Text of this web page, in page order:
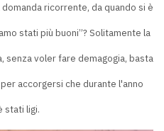
ricorrente, da quando si è
stati più buoni”? Solitamente la
voler fare demagogia, basta
accorgersi che durante l'anno
stati ligi.